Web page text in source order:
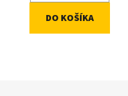
DO KOŠÍKA